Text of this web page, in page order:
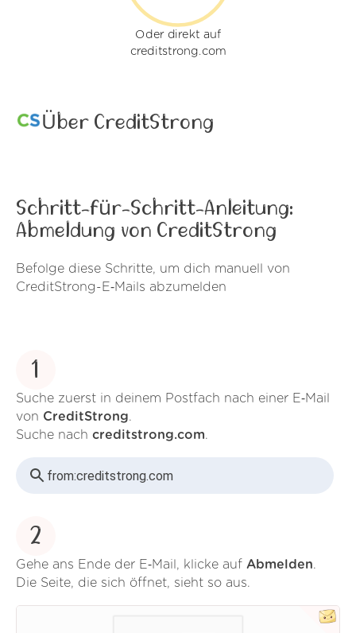
Oder direkt auf
creditstrong.com
Über CreditStrong
Schritt-für-Schritt-Anleitung:
Abmeldung von CreditStrong
Befolge diese Schritte, um dich manuell von
CreditStrong-E‑Mails abzumelden
1
Suche zuerst in deinem Postfach nach einer E‑Mail
von CreditStrong.
Suche nach creditstrong.com.
from:creditstrong.com
2
Gehe ans Ende der E‑Mail, klicke auf Abmelden.
Die Seite, die sich öffnet, sieht so aus.